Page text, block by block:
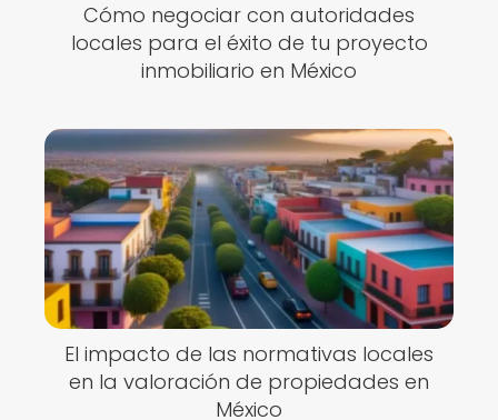
Cómo negociar con autoridades
locales para el éxito de tu proyecto
inmobiliario en México
El impacto de las normativas locales
en la valoración de propiedades en
México